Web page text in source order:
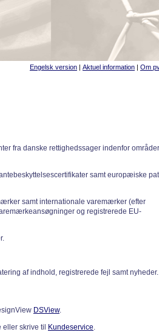
Engelsk version | Aktuel information | Om
fra danske rettighedssager indenfor
samt europæiske
samt internationale varemærker (efter
og registrerede EU-
af indhold, registrerede fejl samt nyheder.
DSView.
skrive til
Kundeservice.